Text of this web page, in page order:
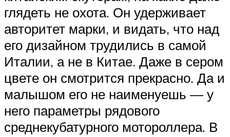
глядеть не охота. Он удерживает
авторитет марки, и видать, что над
его дизайном трудились в самой
Италии, а не в Китае. Даже в сером
цвете он смотрится прекрасно. Да и
малышом его не наименуешь — у
него параметры рядового
среднекубатурного мотороллера. В